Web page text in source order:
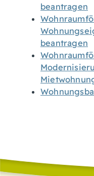
beantragen
beantragen